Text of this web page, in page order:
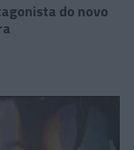
do novo